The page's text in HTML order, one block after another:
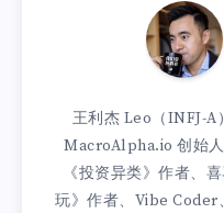
王利杰 Leo（INFJ-A
MacroAlpha.io 创始人
《投资异类》作者、
玩》作者、Vibe Coder